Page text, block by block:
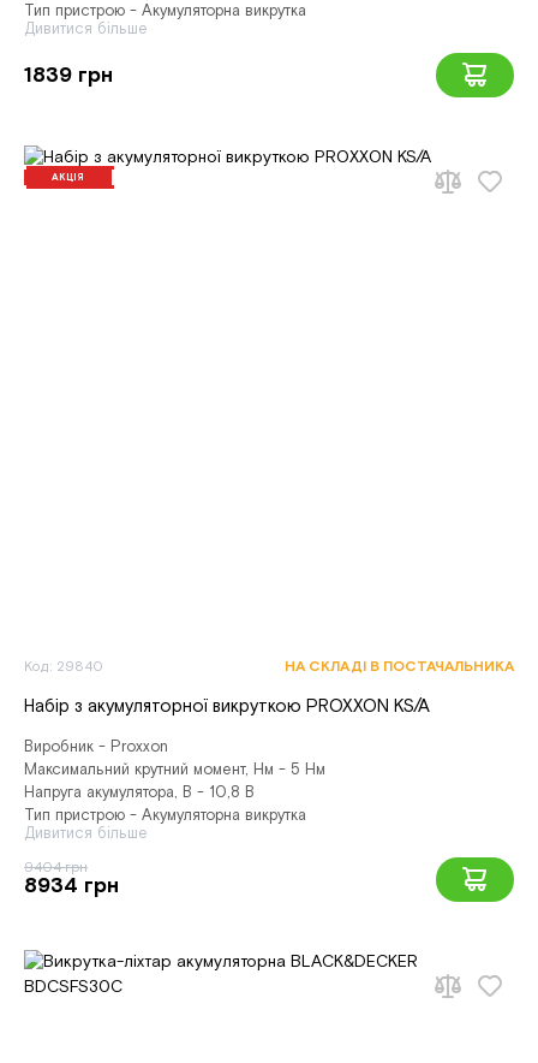
Тип пристрою - Акумуляторна викрутка
Дивитися більше
1839 грн
АКЦІЯ
Код: 29840 НА СКЛАДІ В ПОСТАЧАЛЬНИКА
Набір з акумуляторної викруткою PROXXON KS/A
Виробник - Proxxon
Максимальний крутний момент, Нм - 5 Нм
Напруга акумулятора, В - 10,8 В
Тип пристрою - Акумуляторна викрутка
Дивитися більше
9404 грн
8934 грн